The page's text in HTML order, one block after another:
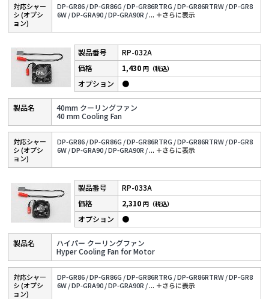
対応シャー
シ (オプシ
ョン)
DP-GR86 /DP-GR86G /DP-GR86RTRG /DP-GR86RTRW /DP-GR8
6W /DP-GRA90 /DP-GRA90R /... ＋さらに表⽰
RP-032A
40mm クーリングファン
40 mm Cooling Fan
1,430円（税込）
●
対応シャー
シ (オプシ
ョン)
DP-GR86 /DP-GR86G /DP-GR86RTRG /DP-GR86RTRW /DP-GR8
6W /DP-GRA90 /DP-GRA90R /... ＋さらに表⽰
RP-033A
ハイパー クーリングファン
Hyper Cooling Fan for Motor
2,310円（税込）
●
対応シャー
シ (オプシ
ョン)
DP-GR86 /DP-GR86G /DP-GR86RTRG /DP-GR86RTRW /DP-GR8
6W /DP-GRA90 /DP-GRA90R /... ＋さらに表⽰